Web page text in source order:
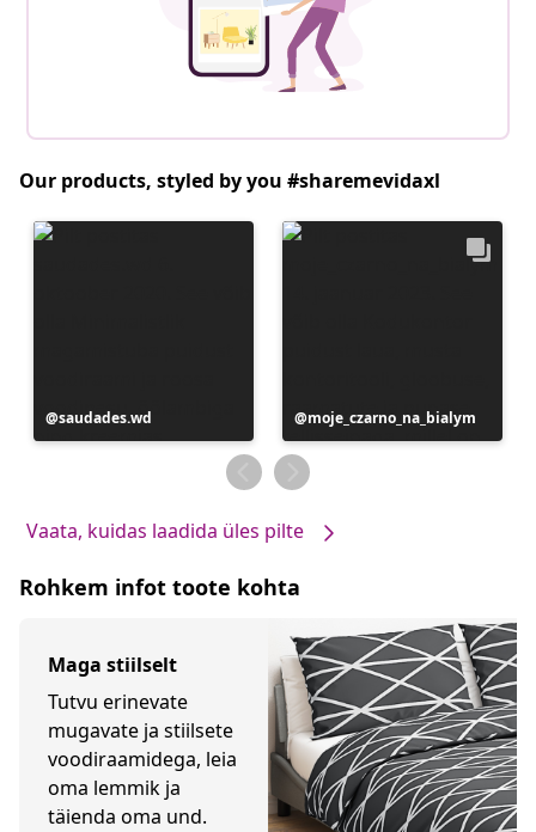
Our products, styled by you #sharemevidaxl
Postitus
avaldatud
saudades.wd
Postitus
avaldatud
moje_czarno_na_bialym
Vaata, kuidas laadida üles pilte
Rohkem infot toote kohta
Maga stiilselt
Tutvu erinevate
mugavate ja stiilsete
voodiraamidega, leia
oma lemmik ja
täienda oma und.